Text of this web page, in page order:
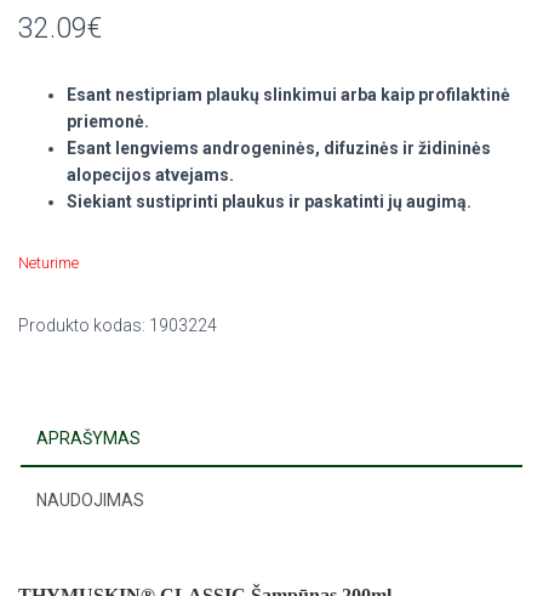
32.09€
Esant nestipriam plaukų slinkimui arba kaip profilaktinė
priemonė.
Esant lengviems androgeninės, difuzinės ir židininės
alopecijos atvejams.
Siekiant sustiprinti plaukus ir paskatinti jų augimą.
Neturime
Produkto kodas: 1903224
APRAŠYMAS
NAUDOJIMAS